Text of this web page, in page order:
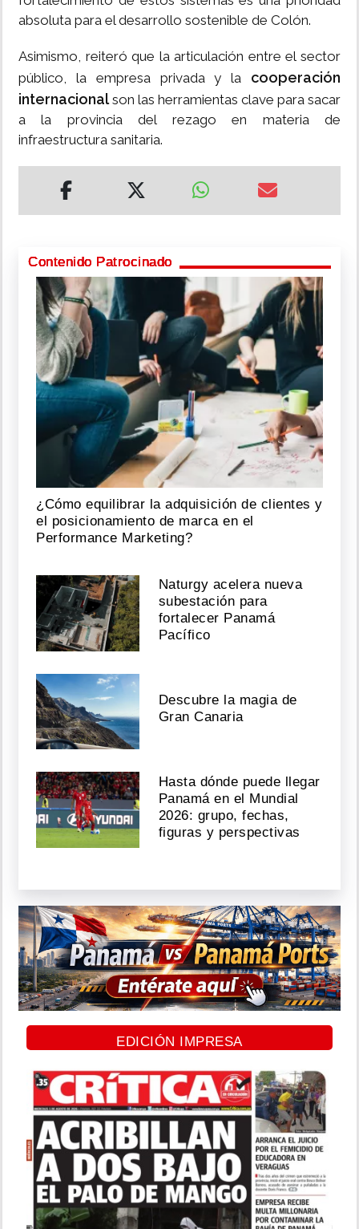
absoluta para el desarrollo sostenible de Colón.
Asimismo, reiteró que la articulación entre el sector
público, la empresa privada y la cooperación
internacionalson las herramientas clave para sacar
a la provincia del rezago en materia de
infraestructura sanitaria.
Contenido Patrocinado
¿Cómo equilibrar la adquisición de clientes y
el posicionamiento de marca en el
Performance Marketing?
Naturgy acelera nueva
subestación para
fortalecer Panamá
Pacífico
Descubre la magia de
Gran Canaria
Hasta dónde puede llegar
Panamá en el Mundial
2026: grupo, fechas,
figuras y perspectivas
EDICIÓN IMPRESA